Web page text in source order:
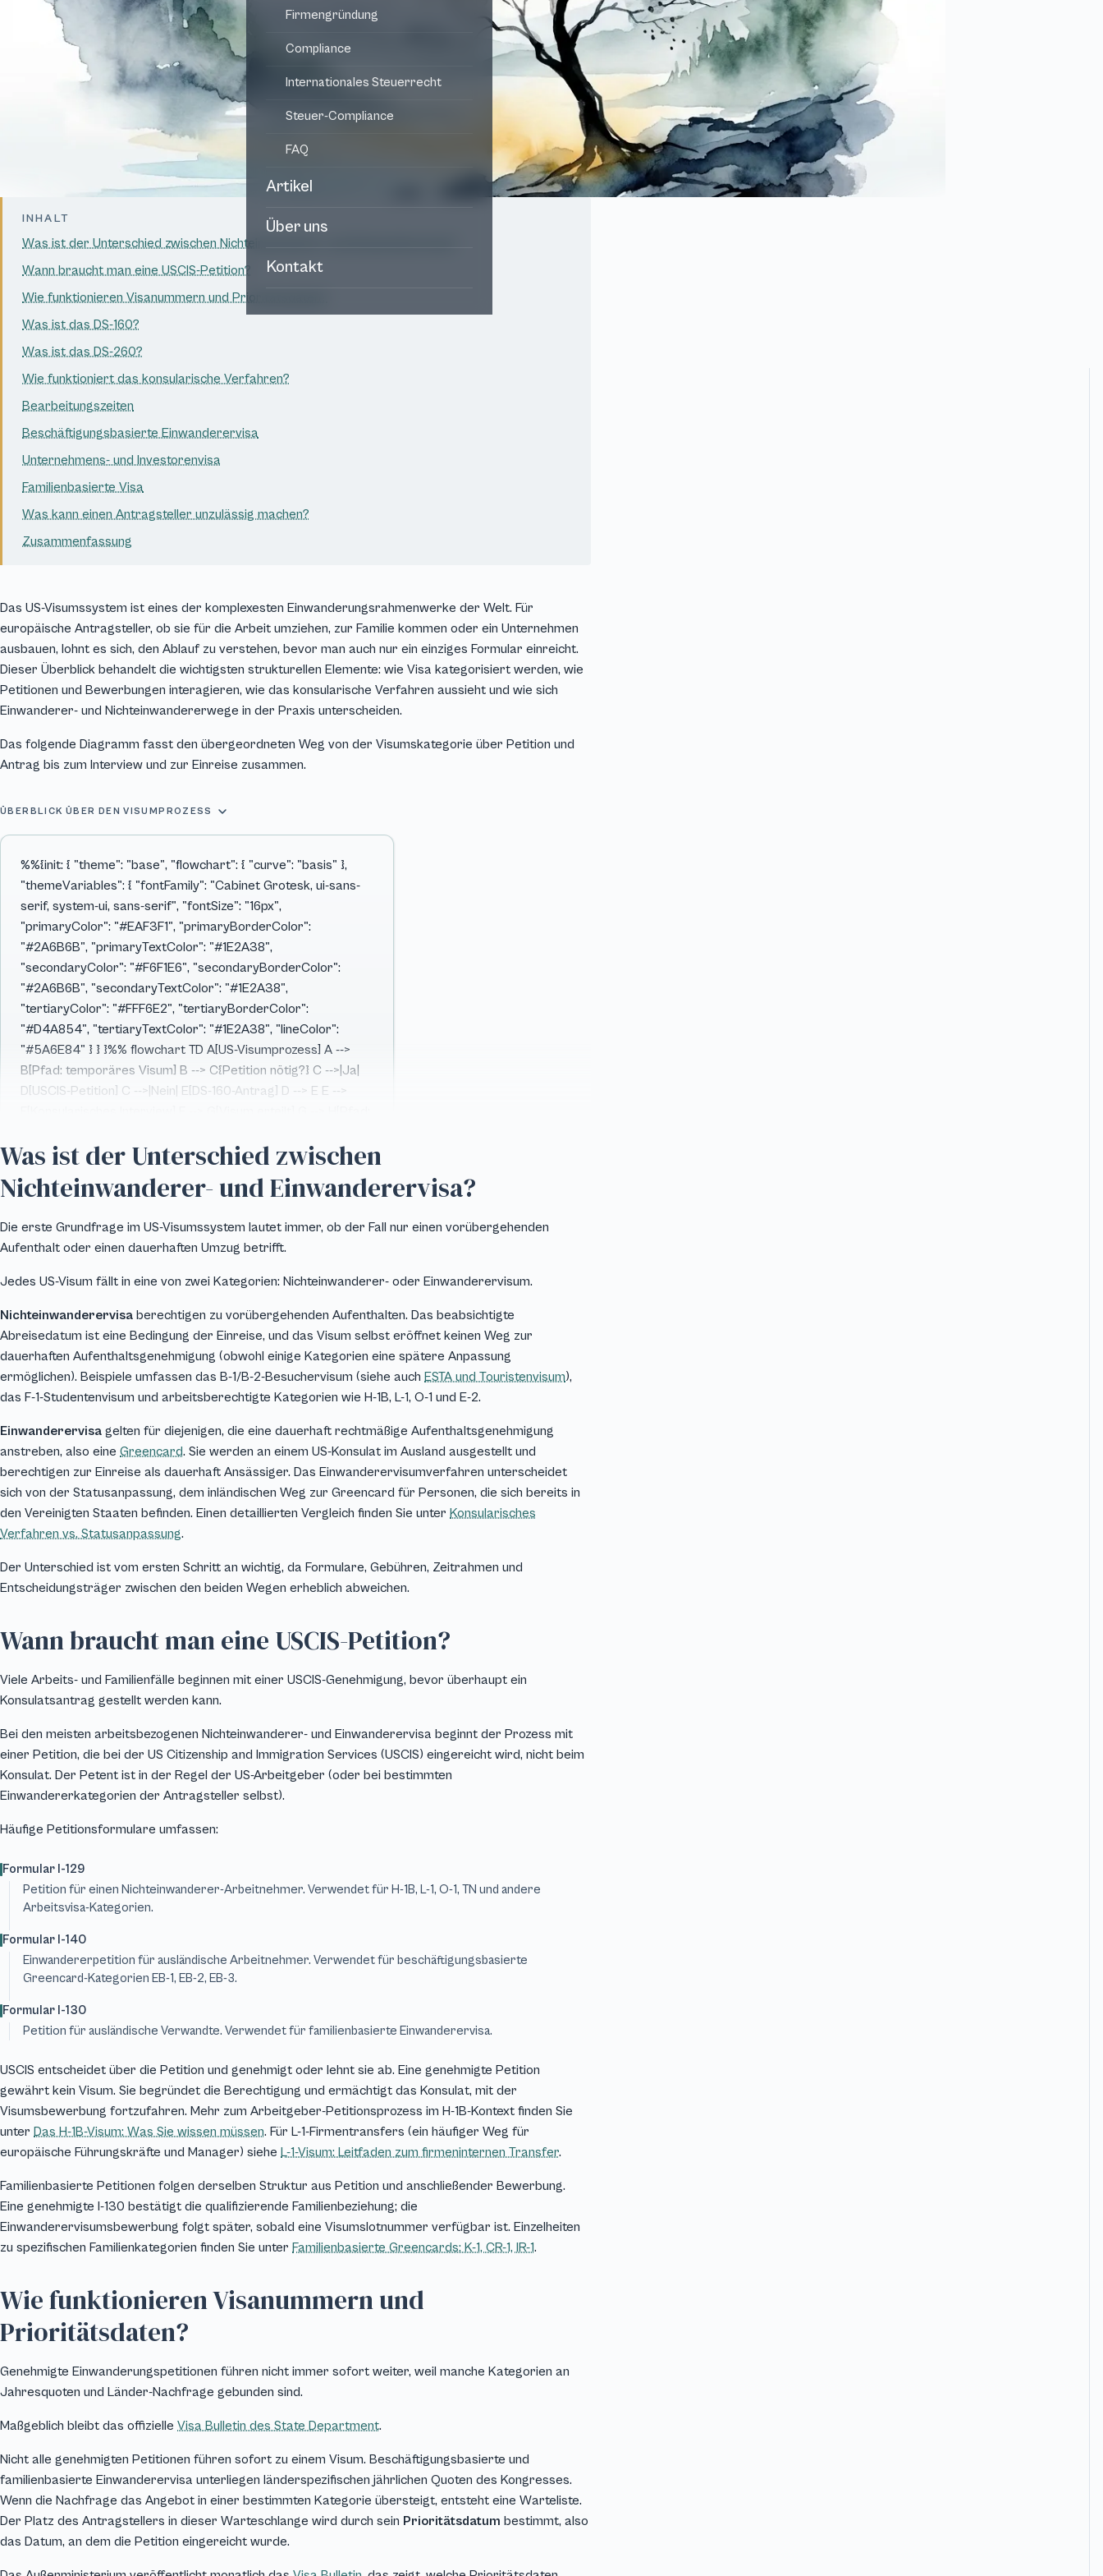
Firmengründung
Compliance
Internationales Steuerrecht
Steuer-Compliance
FAQ
Artikel
Über uns
Kontakt
INHALT
Was ist der Unterschied zwischen Nichteinwanderer- und Einwanderervisa?
Wann braucht man eine USCIS-Petition?
Wie funktionieren Visanummern und Prioritätsdaten?
Was ist das DS-160?
Was ist das DS-260?
Wie funktioniert das konsularische Verfahren?
Bearbeitungszeiten
Beschäftigungsbasierte Einwanderervisa
Unternehmens- und Investorenvisa
Familienbasierte Visa
Was kann einen Antragsteller unzulässig machen?
Zusammenfassung
Das US-Visumssystem ist eines der komplexesten Einwanderungsrahmenwerke der Welt. Für
europäische Antragsteller, ob sie für die Arbeit umziehen, zur Familie kommen oder ein Unternehmen
ausbauen, lohnt es sich, den Ablauf zu verstehen, bevor man auch nur ein einziges Formular einreicht.
Dieser Überblick behandelt die wichtigsten strukturellen Elemente: wie Visa kategorisiert werden, wie
Petitionen und Bewerbungen interagieren, wie das konsularische Verfahren aussieht und wie sich
Einwanderer- und Nichteinwandererwege in der Praxis unterscheiden.
Das folgende Diagramm fasst den übergeordneten Weg von der Visumskategorie über Petition und
Antrag bis zum Interview und zur Einreise zusammen.
ÜBERBLICK ÜBER DEN VISUMPROZESS
%%{init: { "theme": "base", "flowchart": { "curve": "basis" },
"themeVariables": { "fontFamily": "Cabinet Grotesk, ui-sans-
serif, system-ui, sans-serif", "fontSize": "16px",
"primaryColor": "#EAF3F1", "primaryBorderColor":
"#2A6B6B", "primaryTextColor": "#1E2A38",
"secondaryColor": "#F6F1E6", "secondaryBorderColor":
"#2A6B6B", "secondaryTextColor": "#1E2A38",
"tertiaryColor": "#FFF6E2", "tertiaryBorderColor":
"#D4A854", "tertiaryTextColor": "#1E2A38", "lineColor":
"#5A6E84" } } }%% flowchart TD A[US-Visumprozess] A -->
B[Pfad: temporäres Visum] B --> C{Petition nötig?} C -->|Ja|
D[USCIS-Petition] C -->|Nein| E[DS-160-Antrag] D --> E E -->
aktuelles Datum warten] I -->|Ja| K[NVC-Bearbeitung] J --> K
classDef decision
width:1.5px; classDef process
fill:#EAF3F1,stroke:#2A6B6B,color:#1E2A38,stroke-
width:1.5px; classDef outcome
width:1.5px; class C,I decision; class A,B,D,E,F,G,H,J,K,L
process; class M outcome;
Was ist der Unterschied zwischen
Nichteinwanderer- und Einwanderervisa?
Die erste Grundfrage im US-Visumssystem lautet immer, ob der Fall nur einen vorübergehenden
Aufenthalt oder einen dauerhaften Umzug betrifft.
Jedes US-Visum fällt in eine von zwei Kategorien: Nichteinwanderer- oder Einwanderervisum.
Nichteinwanderervisa berechtigen zu vorübergehenden Aufenthalten. Das beabsichtigte
Abreisedatum ist eine Bedingung der Einreise, und das Visum selbst eröffnet keinen Weg zur
dauerhaften Aufenthaltsgenehmigung (obwohl einige Kategorien eine spätere Anpassung
ermöglichen). Beispiele umfassen das B-1/B-2-Besuchervisum (siehe auch ESTA und Touristenvisum),
das F-1-Studentenvisum und arbeitsberechtigte Kategorien wie H-1B, L-1, O-1 und E-2.
Einwanderervisa gelten für diejenigen, die eine dauerhaft rechtmäßige Aufenthaltsgenehmigung
anstreben, also eine Greencard. Sie werden an einem US-Konsulat im Ausland ausgestellt und
berechtigen zur Einreise als dauerhaft Ansässiger. Das Einwanderervisumverfahren unterscheidet
sich von der Statusanpassung, dem inländischen Weg zur Greencard für Personen, die sich bereits in
den Vereinigten Staaten befinden. Einen detaillierten Vergleich finden Sie unter Konsularisches
Verfahren vs. Statusanpassung.
Der Unterschied ist vom ersten Schritt an wichtig, da Formulare, Gebühren, Zeitrahmen und
Entscheidungsträger zwischen den beiden Wegen erheblich abweichen.
Wann braucht man eine USCIS-Petition?
Viele Arbeits- und Familienfälle beginnen mit einer USCIS-Genehmigung, bevor überhaupt ein
Konsulatsantrag gestellt werden kann.
Bei den meisten arbeitsbezogenen Nichteinwanderer- und Einwanderervisa beginnt der Prozess mit
einer Petition, die bei der US Citizenship and Immigration Services (USCIS) eingereicht wird, nicht beim
Konsulat. Der Petent ist in der Regel der US-Arbeitgeber (oder bei bestimmten
Einwandererkategorien der Antragsteller selbst).
Häufige Petitionsformulare umfassen:
Formular I-129
Petition für einen Nichteinwanderer-Arbeitnehmer. Verwendet für H-1B, L-1, O-1, TN und andere
Arbeitsvisa-Kategorien.
Formular I-140
Einwandererpetition für ausländische Arbeitnehmer. Verwendet für beschäftigungsbasierte
Greencard-Kategorien EB-1, EB-2, EB-3.
Formular I-130
Petition für ausländische Verwandte. Verwendet für familienbasierte Einwanderervisa.
USCIS entscheidet über die Petition und genehmigt oder lehnt sie ab. Eine genehmigte Petition
gewährt kein Visum. Sie begründet die Berechtigung und ermächtigt das Konsulat, mit der
Visumsbewerbung fortzufahren. Mehr zum Arbeitgeber-Petitionsprozess im H-1B-Kontext finden Sie
unter Das H-1B-Visum: Was Sie wissen müssen. Für L-1-Firmentransfers (ein häufiger Weg für
europäische Führungskräfte und Manager) siehe L-1-Visum: Leitfaden zum firmeninternen Transfer.
Familienbasierte Petitionen folgen derselben Struktur aus Petition und anschließender Bewerbung.
Eine genehmigte I-130 bestätigt die qualifizierende Familienbeziehung; die
Einwanderervisumsbewerbung folgt später, sobald eine Visumslotnummer verfügbar ist. Einzelheiten
zu spezifischen Familienkategorien finden Sie unter Familienbasierte Greencards: K-1, CR-1, IR-1.
Wie funktionieren Visanummern und
Prioritätsdaten?
Genehmigte Einwanderungspetitionen führen nicht immer sofort weiter, weil manche Kategorien an
Jahresquoten und Länder-Nachfrage gebunden sind.
Maßgeblich bleibt das offizielle Visa Bulletin des State Department.
Nicht alle genehmigten Petitionen führen sofort zu einem Visum. Beschäftigungsbasierte und
familienbasierte Einwanderervisa unterliegen länderspezifischen jährlichen Quoten des Kongresses.
Wenn die Nachfrage das Angebot in einer bestimmten Kategorie übersteigt, entsteht eine Warteliste.
Der Platz des Antragstellers in dieser Warteschlange wird durch sein Prioritätsdatum bestimmt, also
das Datum, an dem die Petition eingereicht wurde.